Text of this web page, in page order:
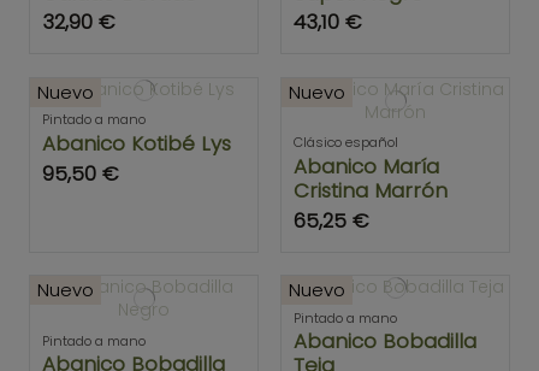
32,90 €
43,10 €
Nuevo
Pintado a mano
Abanico Kotibé Lys
95,50 €
Nuevo
Clásico español
Abanico María
Cristina Marrón
65,25 €
Nuevo
Pintado a mano
Abanico Bobadilla
Nuevo
Pintado a mano
Abanico Bobadilla